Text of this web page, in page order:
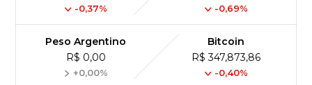
-0,37% -0,69%
Peso Argentino
R$ 0,00
+0,00%
Bitcoin
R$ 347,873,86
-0,40%